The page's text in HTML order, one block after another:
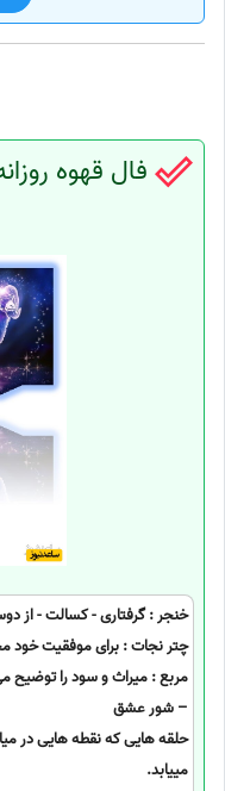
فال قهوه
خنجر : گرفتاری - کسالت - از
چتر نجات : برای موفقیت خود
مربع : میراث و سود را توضیح
– شور عشق
حلقه هایی که نقطه هایی در
مییابد.